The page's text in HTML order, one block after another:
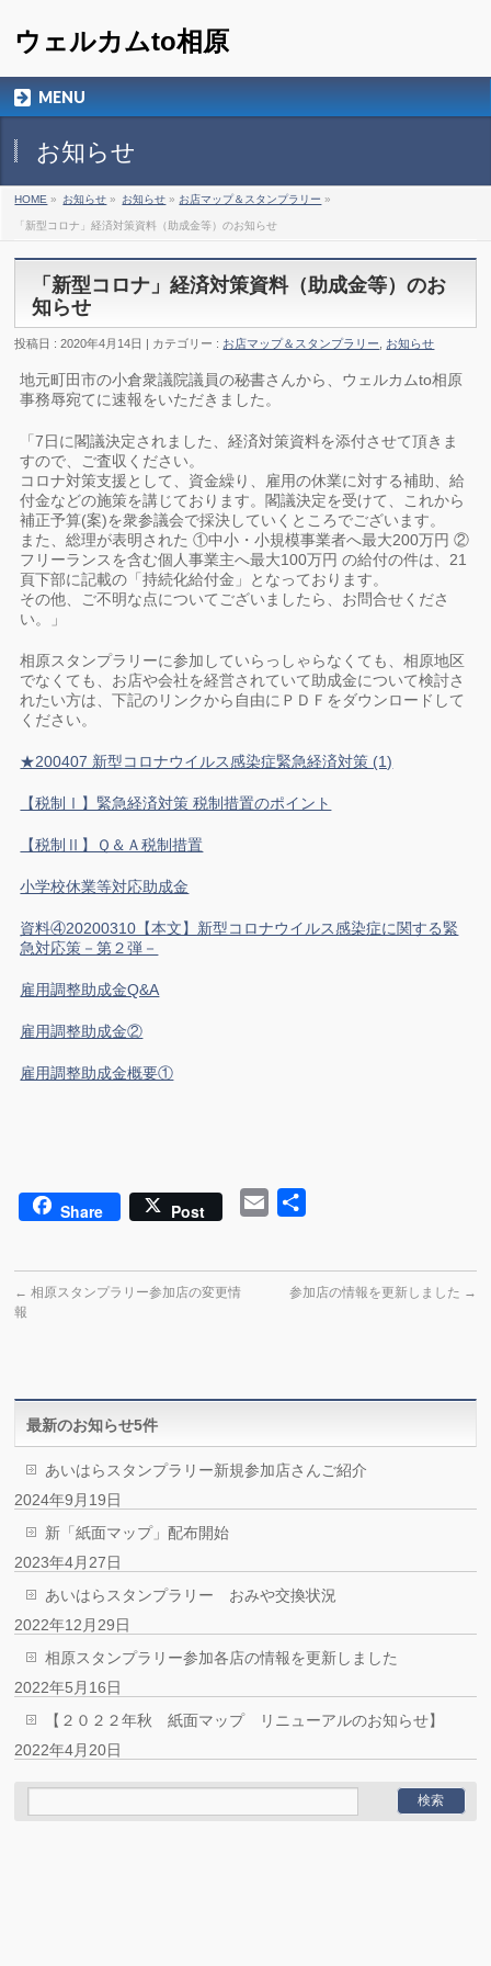
ウェルカムto相原
MENU
お知らせ
HOME » お知らせ » お知らせ » お店マップ＆スタンプラリー »
「新型コロナ」経済対策資料（助成金等）のお知らせ
「新型コロナ」経済対策資料（助成金等）のお
知らせ
投稿日 : 2020年4月14日 | カテゴリー : お店マップ＆スタンプラリー お知らせ
地元町田市の小倉衆議院議員の秘書さんから、ウェルカムto相原
事務辱宛てに速報をいただきました。
「7日に閣議決定されました、経済対策資料を添付させて頂きま
すので、ご査収ください。
コロナ対策支援として、資金繰り、雇用の休業に対する補助、給
付金などの施策を講じております。閣議決定を受けて、これから
補正予算(案)を衆参議会で採決していくところでございます。
また、総理が表明された ①中小・小規模事業者へ最大200万円 ②
フリーランスを含む個人事業主へ最大100万円 の給付の件は、21
頁下部に記載の「持続化給付金」となっております。
その他、ご不明な点についてございましたら、お問合せくださ
い。」
相原スタンプラリーに参加していらっしゃらなくても、相原地区
でなくても、お店や会社を経営されていて助成金について検討さ
れたい方は、下記のリンクから自由にＰＤＦをダウンロードして
ください。
★200407 新型コロナウイルス感染症緊急経済対策 (1)
【税制Ⅰ】緊急経済対策 税制措置のポイント
【税制Ⅱ】Ｑ＆Ａ税制措置
小学校休業等対応助成金
資料④20200310【本文】新型コロナウイルス感染症に関する緊
急対応策－第２弾－
雇用調整助成金Q&A
雇用調整助成金②
雇用調整助成金概要①
Share Post Email
← 相原スタンプラリー参加店の変更情
報
参加店の情報を更新しました →
最新のお知らせ5件
あいはらスタンプラリー新規参加店さんご紹介
2024年9月19日
新「紙面マップ」配布開始
2023年4月27日
あいはらスタンプラリー おみや交換状況
2022年12月29日
相原スタンプラリー参加各店の情報を更新しました
2022年5月16日
【２０２２年秋 紙面マップ リニューアルのお知らせ】
2022年4月20日